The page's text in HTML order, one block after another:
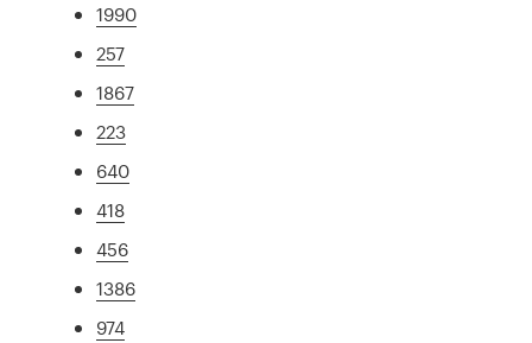
1990
257
1867
223
640
418
456
1386
974